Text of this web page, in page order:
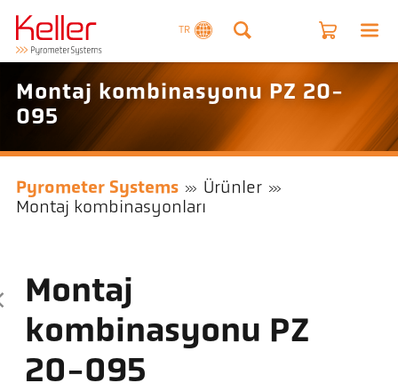
TR
Montaj kombinasyonu PZ 20-
095
Pyrometer Systems
Ürünler
Montaj kombinasyonları
Montaj
kombinasyonu PZ
20-095